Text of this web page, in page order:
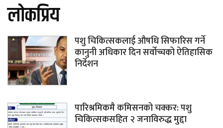
लोकप्रिय
पशु चिकित्सकलाई औषधि सिफारिस गर्ने
कानुनी अधिकार दिन सर्वोच्चको ऐतिहासिक
निर्देशन
पारिश्रमिकमै कमिसनको चक्कर: पशु
चिकित्सकसहित २ जनाविरुद्ध मुद्दा